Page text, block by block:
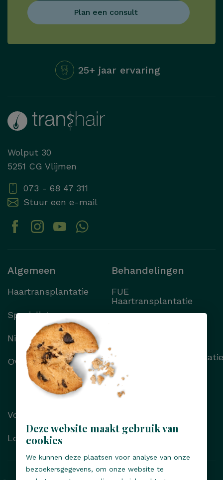
Deze website maakt gebruik van
cookies
We kunnen deze plaatsen voor analyse van onze
bezoekersgegevens, om onze website te
Plan een consult
25+ jaar ervaring
Wolput 30
5251 CG Vlijmen
073 - 68 47 311
Stuur een e-mail
Algemeen
Haartransplantatie
Specialisten
Nieuws
Over Transhair
Voor/na foto’s
Locaties
Behandelingen
FUE
Haartransplantatie
Wenkbrauwtransplantatie
Alle behandelingen